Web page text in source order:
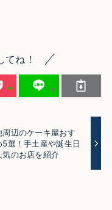
てね！
周辺のケーキ屋おす
5選！手土産や誕生日
気のお店を紹介